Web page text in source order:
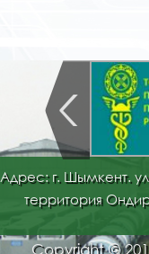
Адрес: г. Шымкент.
территория
Copyright ©